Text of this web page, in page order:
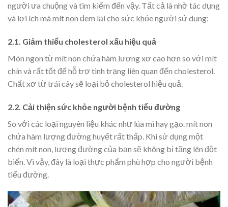
người ưa chuộng và tìm kiếm đến vậy. Tất cả là nhờ tác dụng
và lợi ích mà mít non đem lại cho sức khỏe người sử dụng:
2.1. Giảm thiểu cholesterol xấu hiệu quả
Món ngon từ mít non chứa hàm lượng xơ cao hơn so với mít
chín và rất tốt để hỗ trợ tình trạng liên quan đến cholesterol.
Chất xơ từ trái cây sẽ loại bỏ cholesterol hiệu quả.
2.2. Cải thiện sức khỏe người bệnh tiểu đường
So với các loại nguyên liệu khác như lúa mì hay gạo. mít non
chứa hàm lượng đường huyết rất thấp. Khi sử dụng một
chén mít non, lượng đường của bạn sẽ không bị tăng lên đột
biến. Vì vậy, đây là loại thực phẩm phù hợp cho người bệnh
tiểu đường.